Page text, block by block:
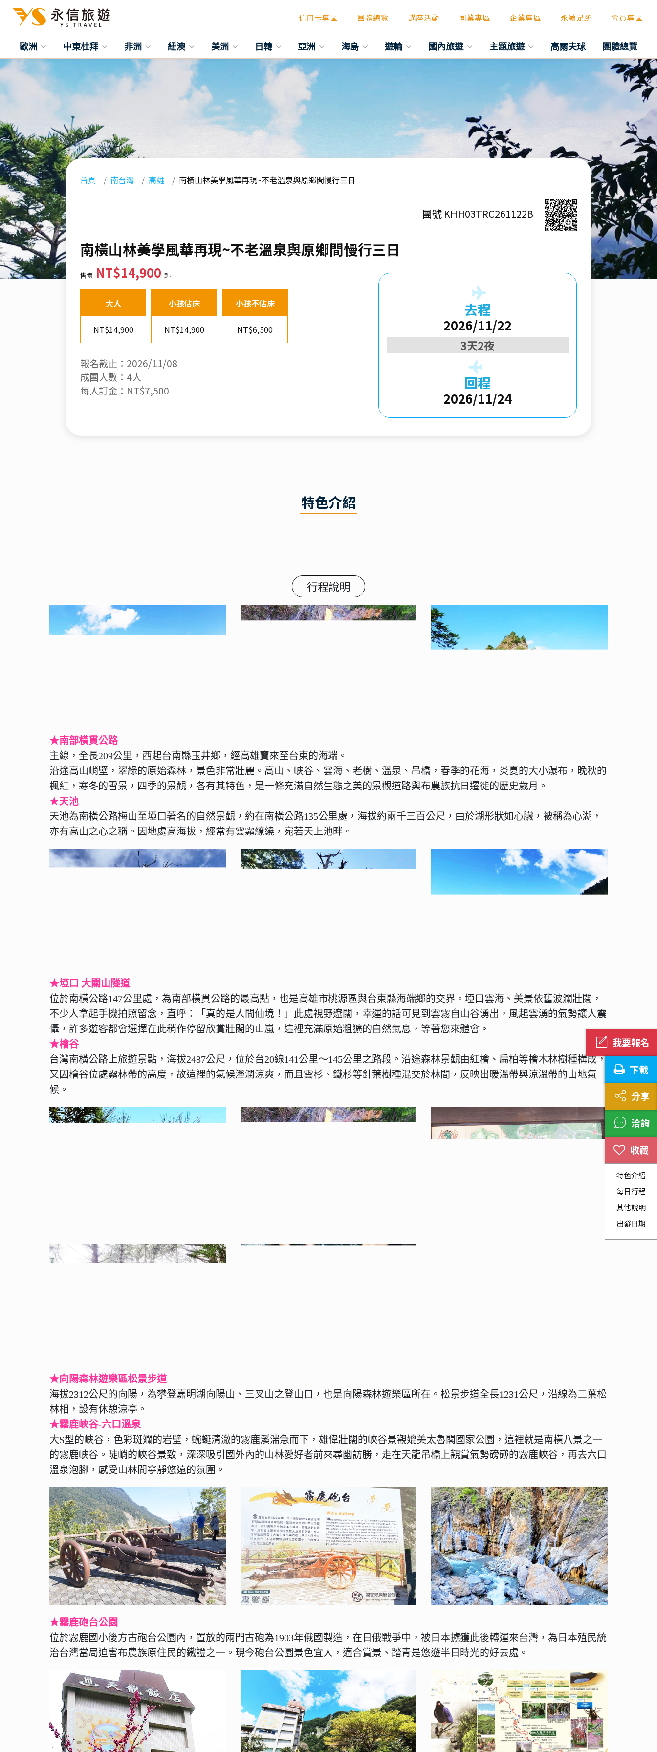
信用卡專區 團體總覽 講座活動 同業專區 企業專區 永續足跡 會員專區
歐洲 中東杜拜 非洲 紐澳 美洲 日韓 亞洲 海島 遊輪 國內旅遊 主題旅遊 高爾夫球 團體總覽
我要報名
下載
分享
洽詢
特色介紹
每日行程
其他說明
出發日期
首頁 南台灣 高雄 南橫山林美學風華再現~不老溫泉與原鄉間慢行三日
團號 KHH03TRC261122B
南橫山林美學風華再現~不老溫泉與原鄉間慢行三日
售價 NT$14,900起
大人
NT$14,900
小孩佔床
NT$14,900
小孩不佔床
NT$6,500
報名截止：2026/11/08
成團人數：4人
每人訂金：NT$7,500
去程
2026/11/22
3天2夜
回程
2026/11/24
特色介紹
行程說明
★南部橫貫公路
主線，全長209公里，西起台南縣玉井鄉，經高雄寶來至台東的海端。
沿途高山峭壁，翠綠的原始森林，景色非常壯麗。高山、峽谷、雲海、老樹、溫泉、吊橋，春季的花海，炎夏的大小瀑布，晚秋的
楓紅，寒冬的雪景，四季的景觀，各有其特色，是一條充滿自然生態之美的景觀道路與布農族抗日遷徙的歷史歲月。
★天池
天池為南橫公路梅山至埡口著名的自然景觀，約在南橫公路135公里處，海拔約兩千三百公尺，由於湖形狀如心臟，被稱為心湖，
亦有高山之心之稱。因地處高海拔，經常有雲霧繚繞，宛若天上池畔。
★埡口 大關山隧道
位於南橫公路147公里處，為南部橫貫公路的最高點，也是高雄市桃源區與台東縣海端鄉的交界。埡口雲海、美景依舊波瀾壯闊，
不少人拿起手機拍照留念，直呼：「真的是人間仙境！」此處視野遼闊，幸運的話可見到雲霧自山谷湧出，風起雲湧的氣勢讓人震
懾，許多遊客都會選擇在此稍作停留欣賞壯闊的山嵐，這裡充滿原始粗獷的自然氣息，等著您來體會。
★檜谷
台灣南橫公路上旅遊景點，海拔2487公尺，位於台20線141公里～145公里之路段。沿途森林景觀由紅檜、扁柏等檜木林樹種構成，
又因檜谷位處霧林帶的高度，故這裡的氣候溼潤涼爽，而且雲杉、鐵杉等針葉樹種混交於林間，反映出暖溫帶與涼溫帶的山地氣
候。
★向陽森林遊樂區松景步道
海拔2312公尺的向陽，為攀登嘉明湖向陽山、三叉山之登山口，也是向陽森林遊樂區所在。松景步道全長1231公尺，沿線為二葉松
林相，設有休憩涼亭。
★霧鹿峽谷-六口溫泉
大S型的峽谷，色彩斑斕的岩壁，蜿蜒清澈的霧鹿溪湍急而下，雄偉壯闊的峽谷景觀媲美太魯閣國家公園，這裡就是南橫八景之一
的霧鹿峽谷。陡峭的峽谷景致，深深吸引國外內的山林愛好者前來尋幽訪勝，走在天龍吊橋上觀賞氣勢磅礡的霧鹿峽谷，再去六口
溫泉泡腳，感受山林間寧靜悠遠的氛圍。
★霧鹿砲台公園
位於霧鹿國小後方古砲台公園內，置放的兩門古砲為1903年俄國製造，在日俄戰爭中，被日本擄獲此後轉運來台灣，為日本殖民統
治台灣當局迫害布農族原住民的鐵證之一。現今砲台公園景色宜人，適合賞景、踏青是悠遊半日時光的好去處。